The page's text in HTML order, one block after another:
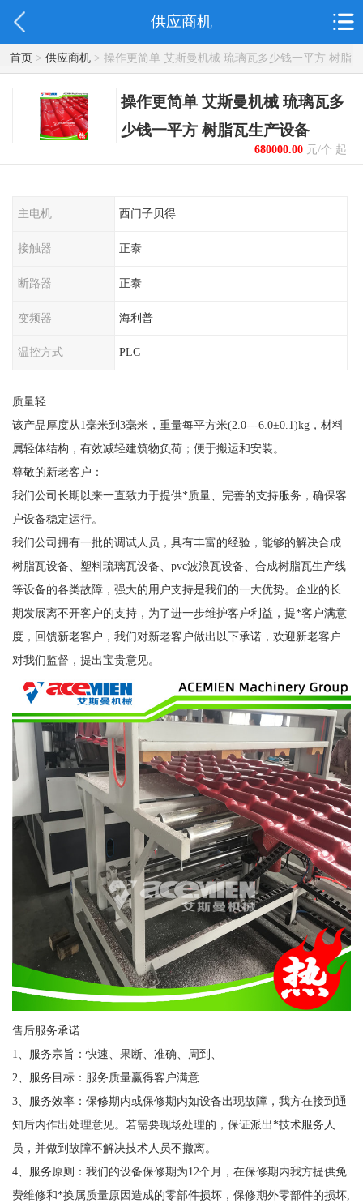
供应商机
首页> 供应商机> 操作更简单 艾斯曼机械 琉璃瓦多少钱一平方 树脂
瓦生产设备
操作更简单 艾斯曼机械 琉璃瓦多
少钱一平方 树脂瓦生产设备
680000.00元/个 起
主电机 西门子贝得
接触器 正泰
断路器 正泰
变频器 海利普
温控方式 PLC
质量轻
该产品厚度从1毫米到3毫米，重量每平方米(2.0---6.0±0.1)kg，材料
属轻体结构，有效减轻建筑物负荷；便于搬运和安装。
尊敬的新老客户：
我们公司长期以来一直致力于提供*质量、完善的支持服务，确保客
户设备稳定运行。
我们公司拥有一批的调试人员，具有丰富的经验，能够的解决合成
树脂瓦设备、塑料琉璃瓦设备、pvc波浪瓦设备、合成树脂瓦生产线
等设备的各类故障，强大的用户支持是我们的一大优势。企业的长
期发展离不开客户的支持，为了进一步维护客户利益，提*客户满意
度，回馈新老客户，我们对新老客户做出以下承诺，欢迎新老客户
对我们监督，提出宝贵意见。
售后服务承诺
1、服务宗旨：快速、果断、准确、周到、
2、服务目标：服务质量赢得客户满意
3、服务效率：保修期内或保修期内如设备出现故障，我方在接到通
知后内作出处理意见。若需要现场处理的，保证派出*技术服务人
员，并做到故障不解决技术人员不撤离。
4、服务原则：我们的设备保修期为12个月，在保修期内我方提供免
费维修和*换属质量原因造成的零部件损坏，保修期外零部件的损坏,